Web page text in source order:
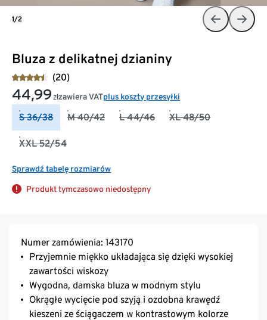
Bluza z delikatnej dzianiny
(20)
44,99 złzawiera VATplus koszty przesyłki
S 36/38 M 40/42 L 44/46 XL 48/50
XXL 52/54
Sprawdź tabelę rozmiarów
Produkt tymczasowo niedostępny
1/2
Numer zamówienia: 143170
Przyjemnie miękko układająca się dzięki wysokiej
zawartości wiskozy
Wygodna, damska bluza w modnym stylu
Okrągłe wycięcie pod szyją i ozdobna krawędź
kieszeni ze ściągaczem w kontrastowym kolorze